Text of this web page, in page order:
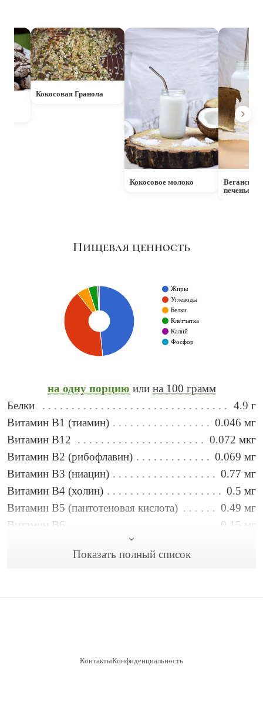
Кокосовая Гранола
Кокосовое молоко
Веганское
печенье
Пищевая ценность
Жиры
Углеводы
Белки
Клетчатка
Калий
Фосфор
на одну порцию или на 100 грамм
Белки
4.9 г
Витамин B1 (тиамин)
0.046 мг
Витамин B12
0.072 мкг
Витамин B2 (рибофлавин)
0.069 мг
Витамин B3 (ниацин)
0.77 мг
Витамин B4 (холин)
0.5 мг
Витамин B5 (пантотеновая кислота)
0.49 мг
Витамин B6
0.15 мг
Витамин B9 (фолиевая кислота)
Показать полный список
КонтактыКонфиденциальность